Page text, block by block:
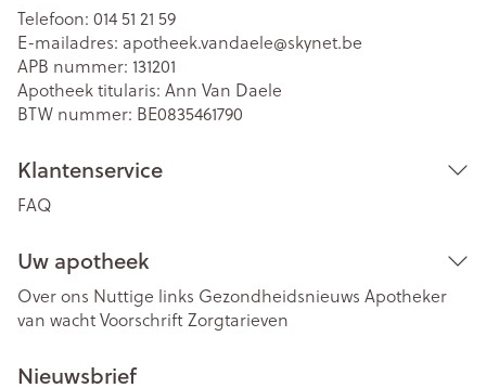
Telefoon: 014 51 21 59
E-mailadres: apotheek.vandaele@skynet.be
APB nummer: 131201
Apotheek titularis: Ann Van Daele
BTW nummer: BE0835461790
Klantenservice
FAQ
Uw apotheek
Over ons Nuttige links Gezondheidsnieuws Apotheker
van wachtVoorschriftZorgtarieven
Nieuwsbrief